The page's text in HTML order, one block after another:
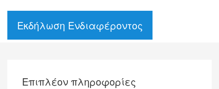
Εκδήλωση Ενδιαφέροντος
Επιπλέον πληροφορίες